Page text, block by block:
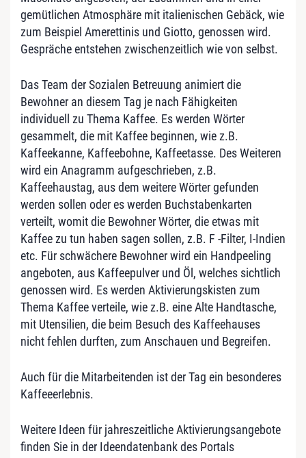
gemütlichen Atmosphäre mit italienischen Gebäck, wie
zum Beispiel Amerettinis und Giotto, genossen wird.
Gespräche entstehen zwischenzeitlich wie von selbst.
Das Team der Sozialen Betreuung animiert die
Bewohner an diesem Tag je nach Fähigkeiten
individuell zu Thema Kaffee. Es werden Wörter
gesammelt, die mit Kaffee beginnen, wie z.B.
Kaffeekanne, Kaffeebohne, Kaffeetasse. Des Weiteren
wird ein Anagramm aufgeschrieben, z.B.
Kaffeehaustag, aus dem weitere Wörter gefunden
werden sollen oder es werden Buchstabenkarten
verteilt, womit die Bewohner Wörter, die etwas mit
Kaffee zu tun haben sagen sollen, z.B. F -Filter, I-Indien
etc. Für schwächere Bewohner wird ein Handpeeling
angeboten, aus Kaffeepulver und Öl, welches sichtlich
genossen wird. Es werden Aktivierungskisten zum
Thema Kaffee verteile, wie z.B. eine Alte Handtasche,
mit Utensilien, die beim Besuch des Kaffeehauses
nicht fehlen durften, zum Anschauen und Begreifen.
Auch für die Mitarbeitenden ist der Tag ein besonderes
Kaffeeerlebnis.
Weitere Ideen für jahreszeitliche Aktivierungsangebote
finden Sie in der Ideendatenbank des Portals